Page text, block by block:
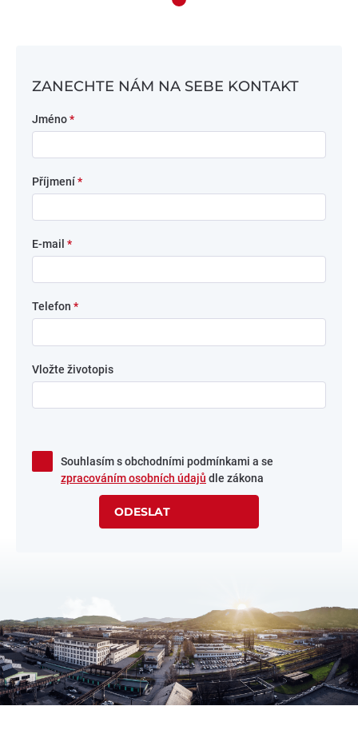
ZANECHTE NÁM NA SEBE KONTAKT
Jméno*
Příjmení*
E-mail *
Telefon *
Vložte životopis
Souhlasím s obchodními podmínkami a se
zpracováním osobních údajů dle zákona